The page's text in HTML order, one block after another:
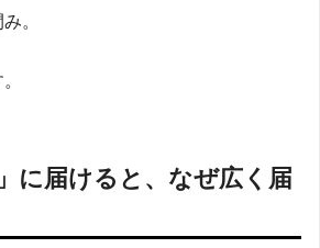
。
に届けると、なぜ広く届